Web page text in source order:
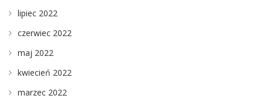
lipiec 2022
czerwiec 2022
maj 2022
kwiecień 2022
marzec 2022